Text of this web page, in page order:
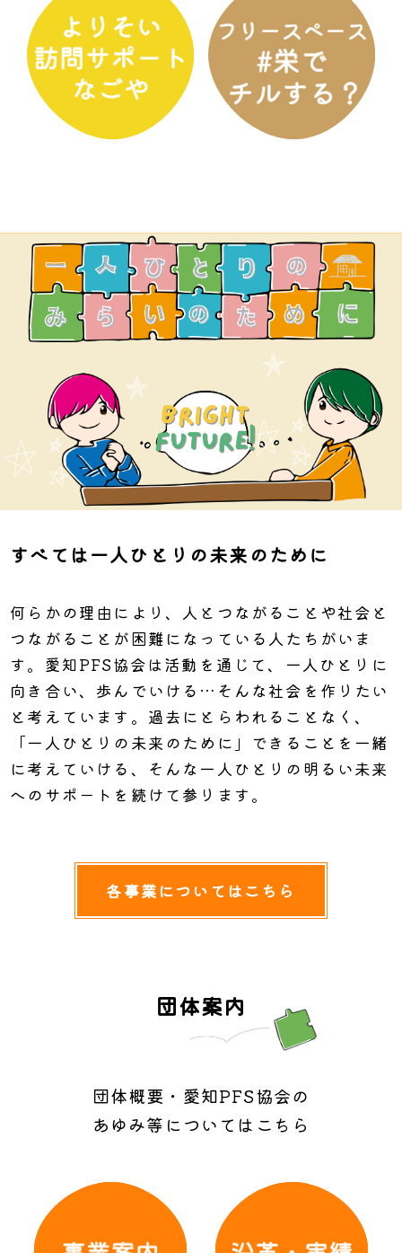
すべては一人ひとりの未来のために
何らかの理由により、人とつながることや社会と
つながることが困難になっている人たちがいま
す。愛知PFS協会は活動を通じて、一人ひとりに
向き合い、歩んでいける…そんな社会を作りたい
と考えています。過去にとらわれることなく、
「一人ひとりの未来のために」できることを一緒
に考えていける、そんな一人ひとりの明るい未来
へのサポートを続けて参ります。
各事業についてはこちら
団体案内
団体概要・愛知PFS協会の
あゆみ等についてはこちら